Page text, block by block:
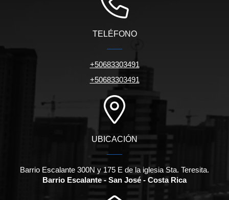
TELÉFONO
+50683303491
+50683303491
UBICACIÓN
Barrio Escalante 300N y 175 E de la iglesia Sta. Teresita.
Barrio Escalante - San José - Costa Rica